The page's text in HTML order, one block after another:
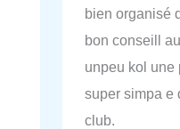
bien organisé
bon conseill
unpeu kol une
super simpa e
club.